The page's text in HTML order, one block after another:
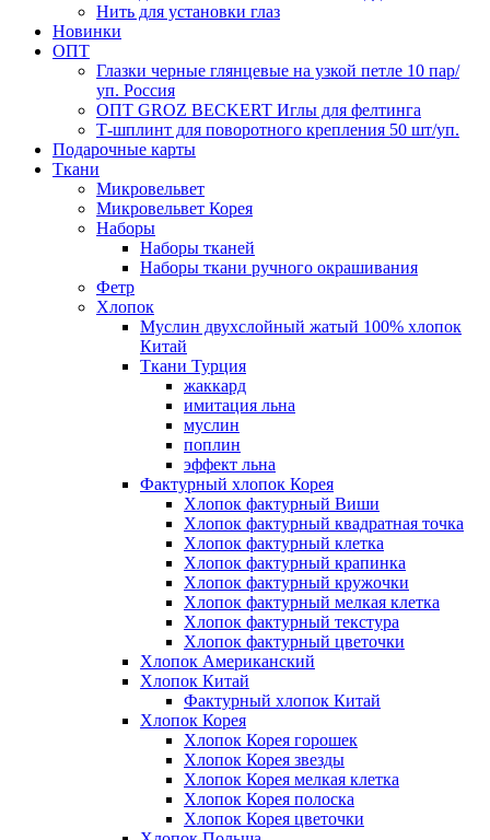
Нить для установки глаз
Новинки
ОПТ
Глазки черные глянцевые на узкой петле 10 пар/
уп. Россия
ОПТ GROZ BECKERT Иглы для фелтинга
Т-шплинт для поворотного крепления 50 шт/уп.
Подарочные карты
Ткани
Микровельвет
Микровельвет Корея
Наборы
Наборы тканей
Наборы ткани ручного окрашивания
Фетр
Хлопок
Муслин двухслойный жатый 100% хлопок
Китай
Ткани Турция
жаккард
имитация льна
муслин
поплин
эффект льна
Фактурный хлопок Корея
Хлопок фактурный Виши
Хлопок фактурный квадратная точка
Хлопок фактурный клетка
Хлопок фактурный крапинка
Хлопок фактурный кружочки
Хлопок фактурный мелкая клетка
Хлопок фактурный текстура
Хлопок фактурный цветочки
Хлопок Американский
Хлопок Китай
Фактурный хлопок Китай
Хлопок Корея
Хлопок Корея горошек
Хлопок Корея звезды
Хлопок Корея мелкая клетка
Хлопок Корея полоска
Хлопок Корея цветочки